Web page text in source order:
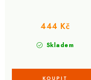
Skladem
444 Kč